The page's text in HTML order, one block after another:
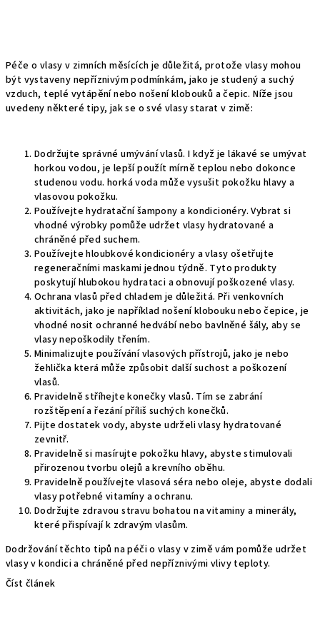
Péče o vlasy v zimních měsících je důležitá, protože vlasy mohou
být vystaveny nepříznivým podmínkám, jako je studený a suchý
vzduch, teplé vytápění nebo nošení klobouků a čepic. Níže jsou
uvedeny některé tipy, jak se o své vlasy starat v zimě:
Dodržujte správné umývání vlasů. I když je lákavé se umývat
horkou vodou, je lepší použít mírně teplou nebo dokonce
studenou vodu. horká voda může vysušit pokožku hlavy a
vlasovou pokožku.
Používejte hydratační šampony a kondicionéry. Vybrat si
vhodné výrobky pomůže udržet vlasy hydratované a
chráněné před suchem.
Používejte hloubkové kondicionéry a vlasy ošetřujte
regeneračními maskami jednou týdně. Tyto produkty
poskytují hlubokou hydrataci a obnovují poškozené vlasy.
Ochrana vlasů před chladem je důležitá. Při venkovních
aktivitách, jako je například nošení klobouku nebo čepice, je
vhodné nosit ochranné hedvábí nebo bavlněné šály, aby se
vlasy nepoškodily třením.
Minimalizujte používání vlasových přístrojů, jako je nebo
žehlička která může způsobit další suchost a poškození
vlasů.
Pravidelně stříhejte konečky vlasů. Tím se zabrání
rozštěpení a řezání příliš suchých konečků.
Pijte dostatek vody, abyste udrželi vlasy hydratované
zevnitř.
Pravidelně si masírujte pokožku hlavy, abyste stimulovali
přirozenou tvorbu olejů a krevního oběhu.
Pravidelně používejte vlasová séra nebo oleje, abyste dodali
vlasy potřebné vitamíny a ochranu.
Dodržujte zdravou stravu bohatou na vitaminy a minerály,
které přispívají k zdravým vlasům.
Dodržování těchto tipů na péči o vlasy v zimě vám pomůže udržet
vlasy v kondici a chráněné před nepříznivými vlivy teploty.
Číst článek